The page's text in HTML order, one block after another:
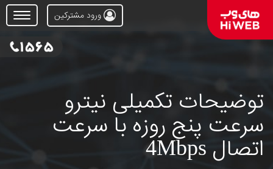
Open
Menu
ورود مشترکین
توضیحات تکمیلی نیترو
سرعت پنج روزه با سرعت
اتصال 4Mbps